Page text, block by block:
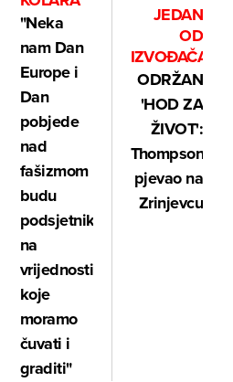
"Neka
nam Dan
Europe i
Dan
pobjede
nad
fašizmom
budu
podsjetnik
na
vrijednosti
koje
moramo
čuvati i
graditi"
JEDAN
OD
IZVOĐAČA
ODRŽAN
'HOD ZA
ŽIVOT':
Thompson
pjevao na
Zrinjevcu